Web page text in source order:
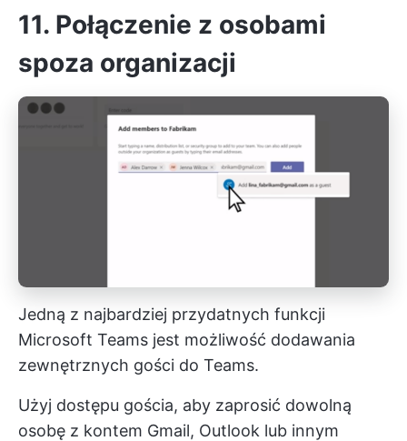
11. Połączenie z osobami
spoza organizacji
Jedną z najbardziej przydatnych funkcji
Microsoft Teams jest możliwość dodawania
zewnętrznych gości do Teams.
Użyj dostępu gościa, aby zaprosić dowolną
osobę z kontem Gmail, Outlook lub innym